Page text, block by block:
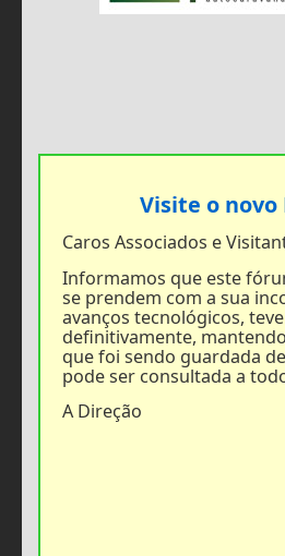
Visite o novo
Caros Associados e
Informamos que este
se prendem com a sua
avanços tecnológicos,
definitivamente,
que foi sendo guardada
pode ser consultada a
A Direção